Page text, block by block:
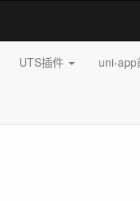
UTS插件 uni-